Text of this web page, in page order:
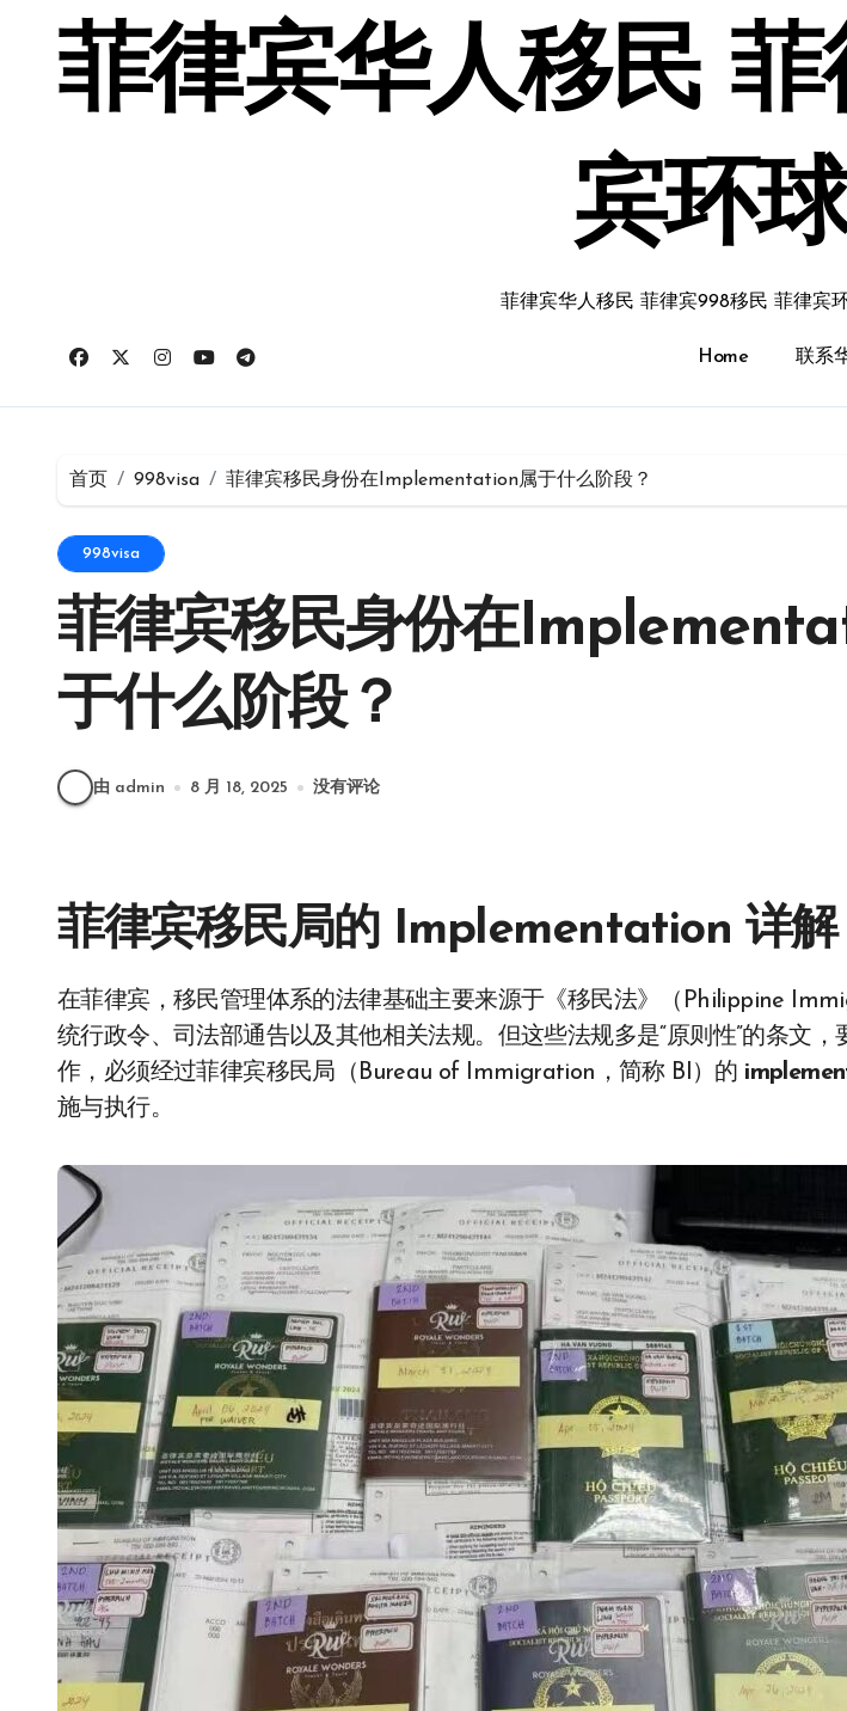
菲律宾华人移民
宾环
菲律宾华人移民 菲律宾998移民 菲律宾
Home 联系
首页 998visa 菲律宾移民身份在Implementation属于什么阶段？
998visa
菲律宾移民身份在
于什么阶段？
由 admin 8 月 18, 2025 没有评论
菲律宾移民局的 Implementation 详解
在菲律宾，移民管理体系的法律基础主要来源于《移民法》（Philippine Immigration Act）、总
统行政令、司法部通告以及其他相关法规。但这些法规多是“原则性”的条文，
作，必须经过菲律宾移民局（Bureau of Immigration，简称 BI）的
施与执行。